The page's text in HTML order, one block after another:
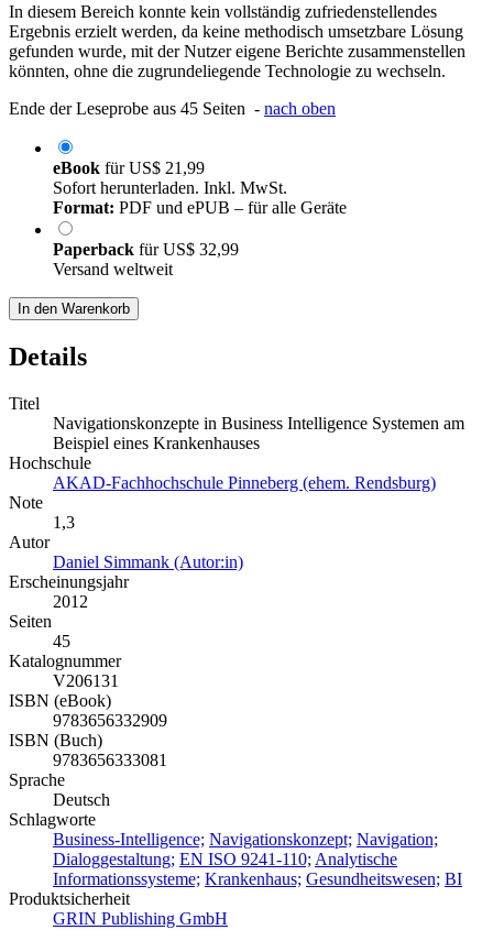
In diesem Bereich konnte kein vollständig zufriedenstellendes
Ergebnis erzielt werden, da keine methodisch umsetzbare Lösung
gefunden wurde, mit der Nutzer eigene Berichte zusammenstellen
könnten, ohne die zugrundeliegende Technologie zu wechseln.
Ende der Leseprobe aus 45 Seiten - nach oben
eBook fürUS$ 21,99
Sofort herunterladen. Inkl. MwSt.
Format: PDF und ePUB – für alle Geräte
Paperback fürUS$ 32,99
Versand weltweit
In den Warenkorb
Details
Titel
Navigationskonzepte in Business Intelligence Systemen am
Beispiel eines Krankenhauses
Hochschule
AKAD-Fachhochschule Pinneberg (ehem. Rendsburg)
Note
1,3
Autor
Daniel Simmank (Autor:in)
Erscheinungsjahr
2012
Seiten
45
Katalognummer
V206131
ISBN (eBook)
9783656332909
ISBN (Buch)
9783656333081
Sprache
Deutsch
Schlagworte
Business-Intelligence; Navigationskonzept; Navigation;
Dialoggestaltung; EN ISO 9241-110; Analytische
Informationssysteme; Krankenhaus; Gesundheitswesen; BI
Produktsicherheit
GRIN Publishing GmbH